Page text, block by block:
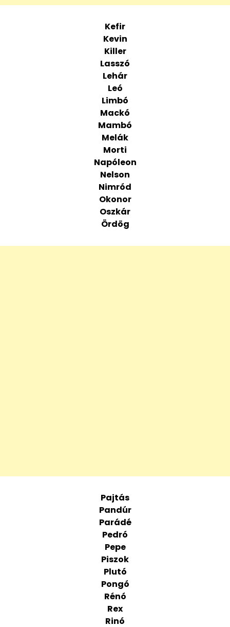
Kefir
Kevin
Killer
Lasszó
Lehár
Leó
Limbó
Mackó
Mambó
Melák
Morti
Napóleon
Nelson
Nimród
Okonor
Oszkár
Ördög
Pajtás
Pandúr
Parádé
Pedró
Pepe
Piszok
Plutó
Pongó
Rénó
Rex
Rinó